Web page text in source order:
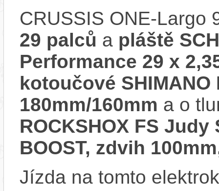
CRUSSIS ONE-Largo
29 palců a pláště
Performance 29 x
kotoučové SHIMANO
180mm/160mm a o
ROCKSHOX FS
BOOST, zdvih
Jízda na tomto